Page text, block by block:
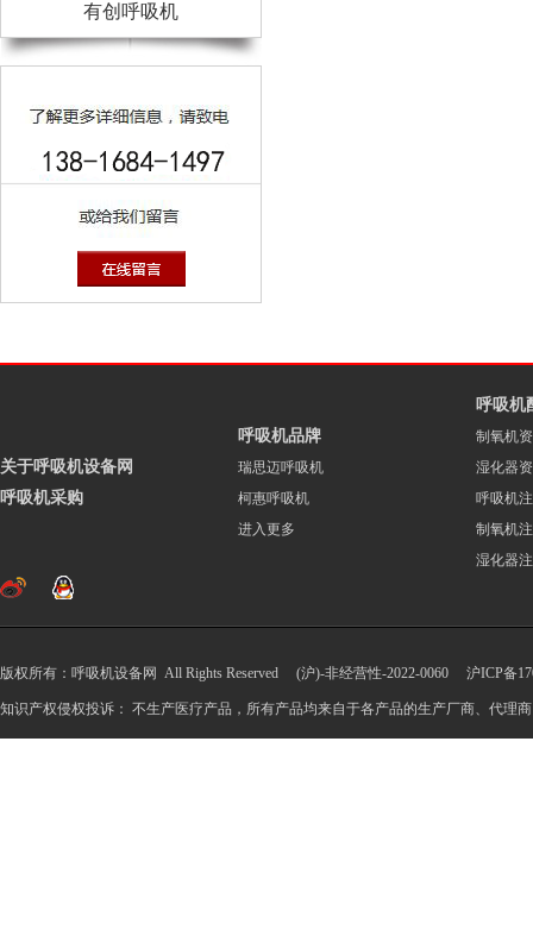
有创呼吸机
关于呼吸机设备网
呼吸机采购
呼吸机品牌
瑞思迈呼吸机
柯惠呼吸机
进入更多
呼吸机
制氧机
湿化器
呼吸机
制氧机
湿化器
版权所有：呼吸机设备网 All Rights Reserved (沪)-非经营性-2022-0060 沪ICP备
知识产权侵权投诉： 不生产医疗产品，所有产品均来自于各产品的生产厂商、代理